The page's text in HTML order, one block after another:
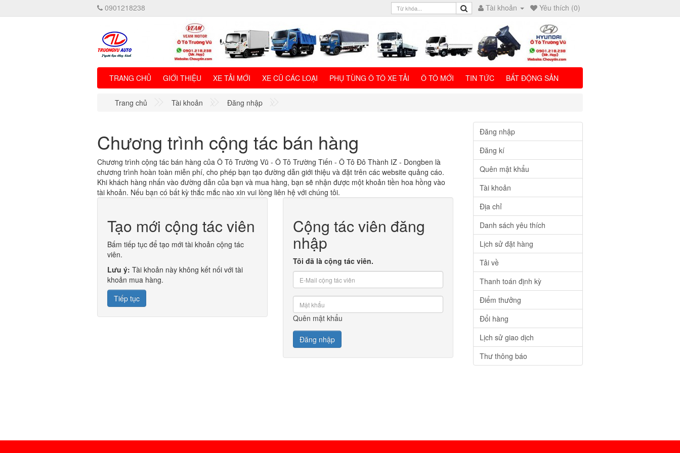
0901218238 Yêu thích (0)
Tài khoản
TRANG CHỦ GIỚI THIỆU XE TẢI MỚI XE CŨ CÁC LOẠI PHỤ TÙNG Ô TÔ XE TẢI Ô TÔ MỚI TIN TỨC BẤT ĐỘNG SẢN
Trang chủ Tài khoản Đăng nhập
Chương trình cộng tác bán hàng
Chương trình cộng tác bán hàng của Ô Tô Trường Vũ - Ô Tô Trường Tiến - Ô Tô Đô Thành IZ - Dongben là
chương trình hoàn toàn miễn phí, cho phép bạn tạo đường dẫn giới thiệu và đặt trên các website quảng cáo.
Khi khách hàng nhấn vào đường dẫn của bạn và mua hàng, bạn sẽ nhận được một khoản tiền hoa hồng vào
tài khoản. Nếu bạn có bất kỳ thắc mắc nào xin vui lòng liên hệ với chúng tôi.
Tạo mới cộng tác viên
Bấm tiếp tục để tạo mới tài khoản cộng tác
viên.
Lưu ý: Tài khoản này không kết nối với tài
khoản mua hàng.
Tiếp tục
Cộng tác viên đăng
nhập
Tôi đã là cộng tác viên.
Quên mật khẩu
Đăng nhập
Đăng kí
Quên mật khẩu
Tài khoản
Địa chỉ
Danh sách yêu thích
Lịch sử đặt hàng
Tải về
Thanh toán định kỳ
Điểm thưởng
Đổi hàng
Lịch sử giao dịch
Thư thông báo